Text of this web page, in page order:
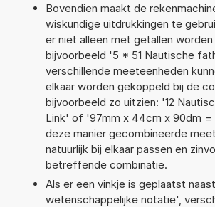
Bovendien maakt de
wiskundige uitdrukkingen te
er niet alleen met getallen
bijvoorbeeld '5 * 51 Nautische
verschillende meeteenheden
elkaar worden gekoppeld bij de
bijvoorbeeld zo uitzien: '12
Link' of '97mm x 44cm x 90dm =
deze manier gecombineerde
natuurlijk bij elkaar passen en
betreffende combinatie.
Als er een vinkje is geplaatst
wetenschappelijke notatie',